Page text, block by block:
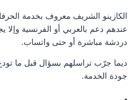
الكازينو الشريف معروف بخدمة
عندهم دعم بالعربي أو الفرنسية وإلا
دردشة مباشرة أو حتى واتساب.
ديما جرّب تراسلهم بسؤال قبل ما
جودة الخدمة.